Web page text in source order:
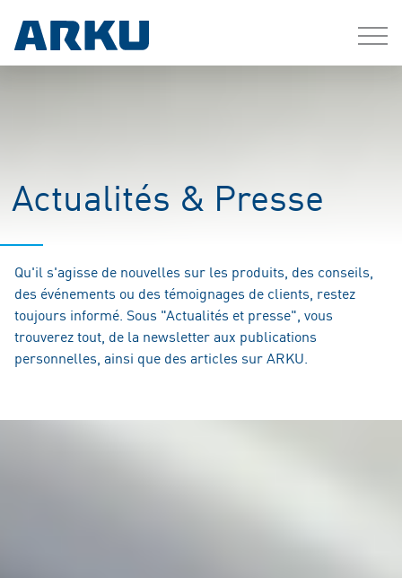
Actualités & Presse
Qu'il s'agisse de nouvelles sur les produits, des conseils,
des événements ou des témoignages de clients, restez
toujours informé. Sous "Actualités et presse", vous
trouverez tout, de la newsletter aux publications
personnelles, ainsi que des articles sur ARKU.